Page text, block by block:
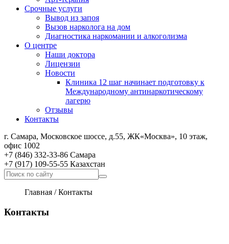
Срочные услуги
Вывод из запоя
Вызов нарколога на дом
Диагностика наркомании и алкоголизма
О центре
Наши доктора
Лицензии
Новости
Клиника 12 шаг начинает подготовку к
Международному антинаркотическому
лагерю
Отзывы
Контакты
г. Самара, Московское шоссе, д.55, ЖК«Москва», 10 этаж,
офис 1002
+7 (846) 332-33-86 Самара
+7 (917) 109-55-55 Казахстан
Главная /Контакты
Контакты